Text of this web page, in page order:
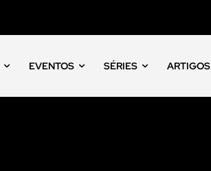
EVENTOS SÉRIES ARTIGOS